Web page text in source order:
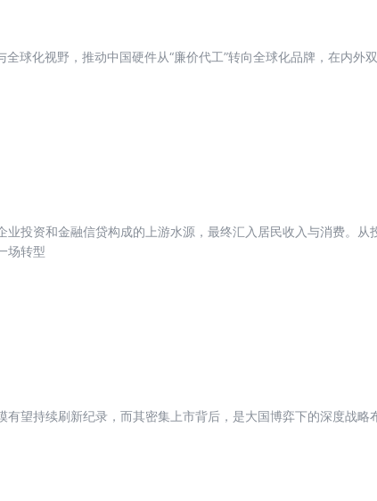
球化视野，推动中国硬件从“廉价代工”转向全球化品牌，在内外
投资和金融信贷构成的上游水源，最终汇入居民收入与消费。从
场转型
望持续刷新纪录，而其密集上市背后，是大国博弈下的深度战略